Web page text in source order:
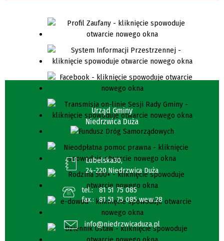
Urząd Gminy
Niedrzwica Duża
Lubelska30,
24-220 Niedrzwica Duża
tel.:
81 51 75 085
fax.:
81 51 75 085 wew.28
info@niedrzwicaduza.pl